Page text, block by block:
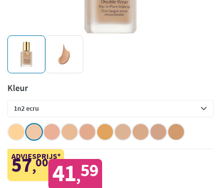
Kleur
ADVIESPRIJS*
57,00 41,59